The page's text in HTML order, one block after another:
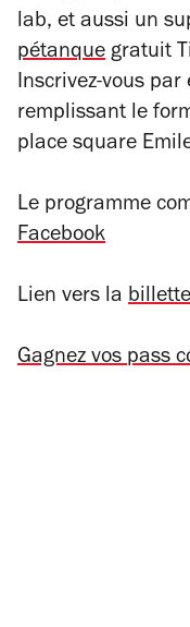
lab, et aussi un
pétanque gratuit
Inscrivez-vous par
remplissant le
place square
Le programme
Facebook
Lien vers la
Gagnez vos pass